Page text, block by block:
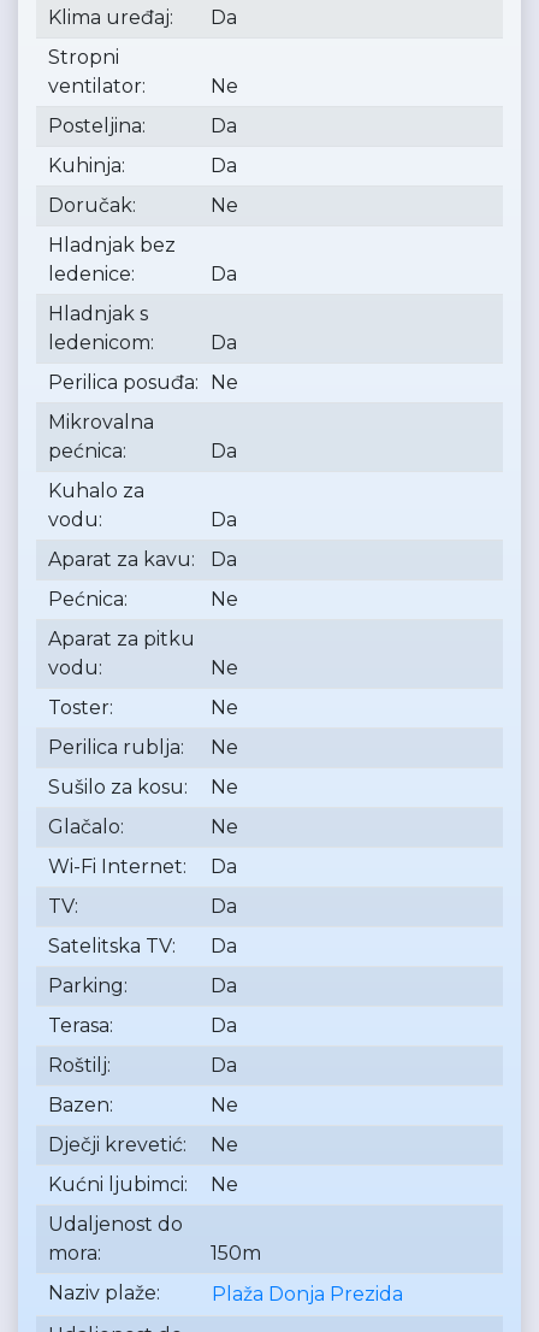
Klima uređaj:
Da
Stropni
ventilator:
Ne
Posteljina:
Da
Kuhinja:
Da
Doručak:
Ne
Hladnjak bez
ledenice:
Da
Hladnjak s
ledenicom:
Da
Perilica posuđa:
Ne
Mikrovalna
pećnica:
Da
Kuhalo za
vodu:
Da
Aparat za kavu:
Da
Pećnica:
Ne
Aparat za pitku
vodu:
Ne
Toster:
Ne
Perilica rublja:
Ne
Sušilo za kosu:
Ne
Glačalo:
Ne
Wi-Fi Internet:
Da
TV:
Da
Satelitska TV:
Da
Parking:
Da
Terasa:
Da
Roštilj:
Da
Bazen:
Ne
Dječji krevetić:
Ne
Kućni ljubimci:
Ne
Udaljenost do
mora:
150m
Naziv plaže:
Plaža Donja Prezida